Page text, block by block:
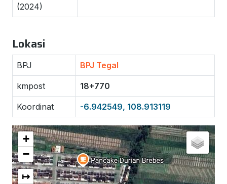
(2024)
Lokasi
BPJ BPJ Tegal
kmpost 18+770
Koordinat -6.942549, 108.913119
+
−
↦